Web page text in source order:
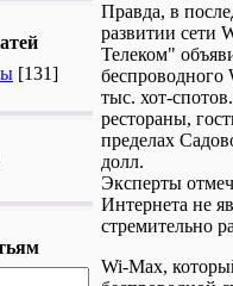
[131]
Правда, в
развитии сети
Телеком"
беспроводного
тыс. хот-
рестораны,
пределах
долл.
Эксперты
Интернета не
стремительно
Wi-Max,